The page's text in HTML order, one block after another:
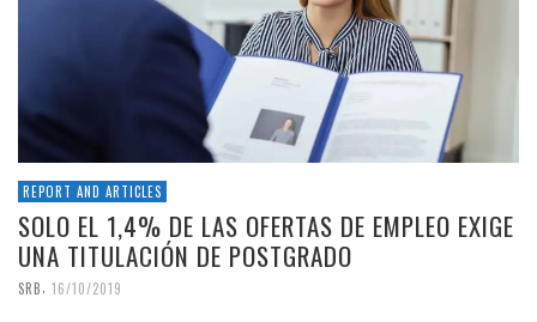
REPORT AND ARTICLES
SOLO EL 1,4% DE LAS OFERTAS DE EMPLEO EXIGE
UNA TITULACIÓN DE POSTGRADO
SRB, 16/10/2019